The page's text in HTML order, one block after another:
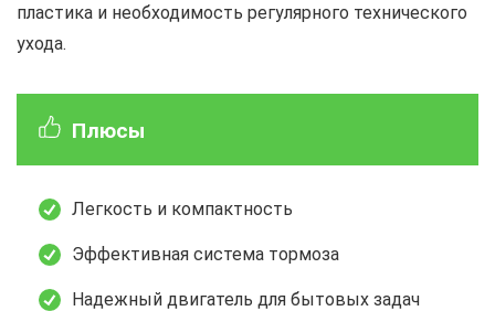
пластика и необходимость регулярного технического
ухода.
Плюсы
Легкость и компактность
Эффективная система тормоза
Надежный двигатель для бытовых задач